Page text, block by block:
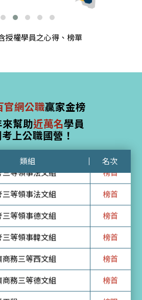
授權學員之心得、榜單
官網公職贏家金榜
來幫助近萬名學員
上公職國營！
類組 名次
環境檢驗
三等領事英文組一 榜首
三等領事日文組
三等領事西文組
三等領事法文組
三等領事法文組 榜首
三等領事德文組 榜首
三等領事韓文組 榜首
商務三等西文組 榜首
商務三等德文組 榜首
工程 榜眼
工程 榜眼